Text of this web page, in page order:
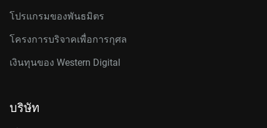
โปรแกรมของพันธมิตร
โครงการบริจาคเพื่อการกุศล
เงินทุนของ Western Digital
บริษัท